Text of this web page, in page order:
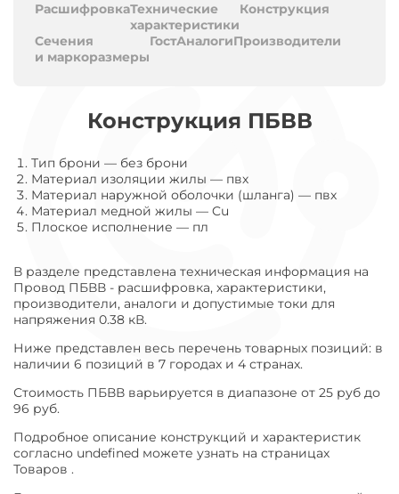
РасшифровкаТехнические
характеристики
Конструкция
Сечения
и маркоразмеры
ГостАналогиПроизводители
Конструкция ПБВВ
Тип брони — без брони
Материал изоляции жилы — пвх
Материал наружной оболочки (шланга) — пвх
Материал медной жилы — Cu
Плоское исполнение — пл
В разделе представлена техническая информация на
Провод ПБВВ - расшифровка, характеристики,
производители, аналоги и допустимые токи для
напряжения 0.38 кВ.
Ниже представлен весь перечень товарных позиций: в
наличии 6 позиций в 7 городах и 4 странах.
Стоимость ПБВВ варьируется в диапазоне от 25 руб до
96 руб.
Подробное описание конструкций и характеристик
согласно undefined можете узнать на страницах
Товаров .